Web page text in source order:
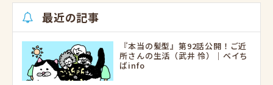
最近の記事
『本当の髪型』第92話公開！ご近
所さんの生活（武井 怜）｜ベイち
ばinfo